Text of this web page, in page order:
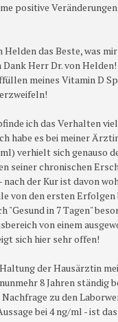
positive
das Beste, was
Herr Dr. von Helden!
meines Vitamin D
ich das Verhalten
habe es bei meiner
verhielt sich genauso
seiner chronischen
der Kur ist davon
von den ersten Erfolgen
"Gesund in 7 Tagen"
von einem
sich hier sehr offen!
der Hausärztin
8 Jahren ständig
zu den
bei 4 ng/ml - ist